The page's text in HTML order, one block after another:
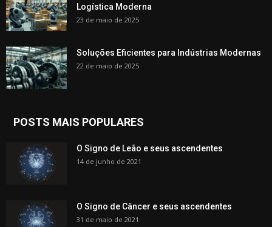
Logística Moderna
23 de maio de 2025
Soluções Eficientes para Indústrias Modernas
22 de maio de 2025
POSTS MAIS POPULARES
O Signo de Leão e seus ascendentes
14 de junho de 2021
O Signo de Câncer e seus ascendentes
31 de maio de 2021